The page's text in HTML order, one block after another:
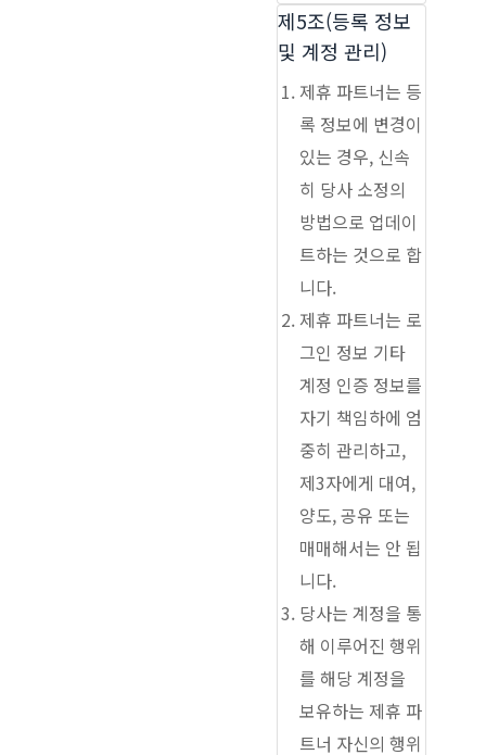
제5조(등록 정보
및 계정 관리)
제휴 파트너는 등
록 정보에 변경이
있는 경우, 신속
히 당사 소정의
방법으로 업데이
트하는 것으로 합
니다.
제휴 파트너는 로
그인 정보 기타
계정 인증 정보를
자기 책임하에 엄
중히 관리하고,
제3자에게 대여,
양도, 공유 또는
매매해서는 안 됩
니다.
당사는 계정을 통
해 이루어진 행위
를 해당 계정을
보유하는 제휴 파
트너 자신의 행위